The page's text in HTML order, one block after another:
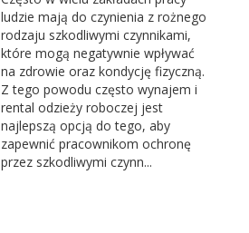
ludzie mają do czynienia z rożnego
rodzaju szkodliwymi czynnikami,
które mogą negatywnie wpływać
na zdrowie oraz kondycję fizyczną.
Z tego powodu często wynajem i
rental odzieży roboczej jest
najlepszą opcją do tego, aby
zapewnić pracownikom ochronę
przez szkodliwymi czynn...